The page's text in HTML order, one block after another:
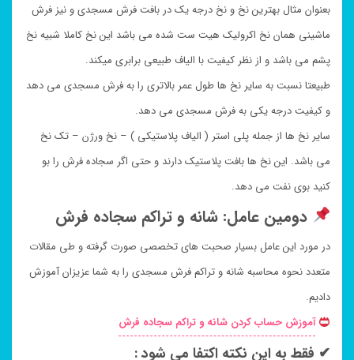
بعنوان مثال بهترین نخ و نخ درجه یک در بافت فرش مسجدی و نیز فرش
ماشینی همان نخ اکرولیک هیت ست شده می باشد این نخ کاملا شبیه نخ
پشم می باشد و از نظر کیفیت با الیاف طبیعی برابری میکند.
طبیعتا نسبت به سایر نخ ها طول عمر بالاتری را به فرش مسجدی می دهد
و کیفیت درجه یکی به فرش مسجدی می دهد.
سایر نخ ها از جمله پلی استر ( الیاف پلاستیکی ) – نخ ورژن – تک نخ
می باشد. این نخ ها بافت پلاستیک دارند و حتی اگر سجاده فرش را بو
کنید بوی نفت می دهد.
دومین عامل: شانه و تراکم سجاده فرش
در مورد این عامل بسیار صحبت های تخصصی صورت گرفته و طی مقالات
متعدد نحوه محاسبه شانه و تراکم فرش مسجدی را به شما عزیزان آموزش
دادیم.
آموزش حساب کردن شانه و تراکم سجاده فرش
✔ فقط به این نکته اکتفا می شود :